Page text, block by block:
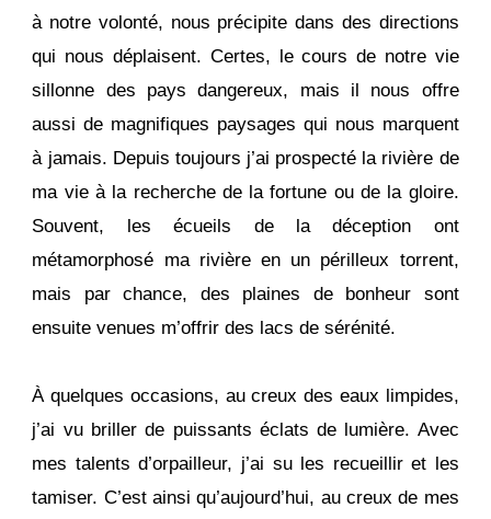
à notre volonté, nous précipite dans des directions
qui nous déplaisent. Certes, le cours de notre vie
sillonne des pays dangereux, mais il nous offre
aussi de magnifiques paysages qui nous marquent
à jamais. Depuis toujours j’ai prospecté la rivière de
ma vie à la recherche de la fortune ou de la gloire.
Souvent, les écueils de la déception ont
métamorphosé ma rivière en un périlleux torrent,
mais par chance, des plaines de bonheur sont
ensuite venues m’offrir des lacs de sérénité.
À quelques occasions, au creux des eaux limpides,
j’ai vu briller de puissants éclats de lumière. Avec
mes talents d’orpailleur, j’ai su les recueillir et les
tamiser. C’est ainsi qu’aujourd’hui, au creux de mes